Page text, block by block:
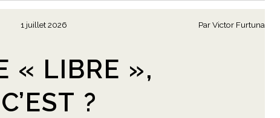
1 juillet 2026 ParVictor Furtuna
« LIBRE »,
?